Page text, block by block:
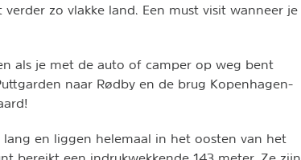
zo vlakke land. Een must visit wanneer je
als je met de auto of camper op weg bent
naar Rødby en de brug Kopenhagen-
en liggen helemaal in het oosten van het